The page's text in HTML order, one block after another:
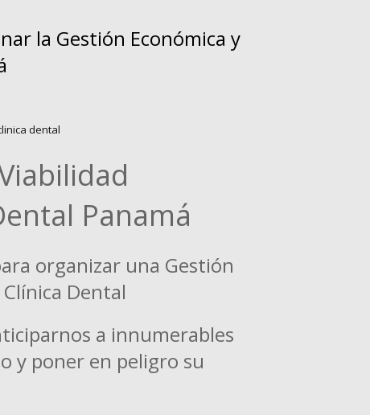
la Gestión Económica y
Panamá
organizar una Gestión
Dental
a innumerables
y poner en peligro su